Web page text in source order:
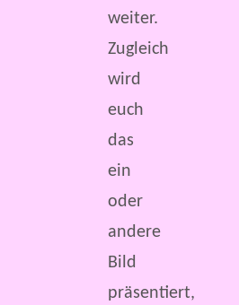
weiter.
Zugleich
wird
euch
das
ein
oder
andere
Bild
präsentiert,